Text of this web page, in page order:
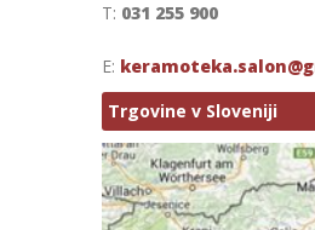
T: 031 255 900
E:
Trgovine v Sloveniji